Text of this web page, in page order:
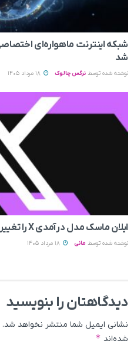
شد
نوشته شده توسط نرگس چالوک
ایلان ماسک مدل درآمدی X را تغییر می‌ دهد
نوشته شده توسط مانی
دیدگاهتان را بنویسید
نشانی ایمیل شما منتشر نخواهد شد.
شده‌اند *